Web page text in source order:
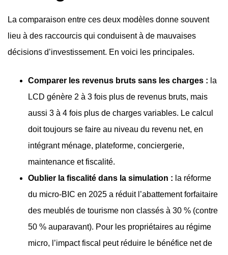
La comparaison entre ces deux modèles donne souvent
lieu à des raccourcis qui conduisent à de mauvaises
décisions d’investissement. En voici les principales.
Comparer les revenus bruts sans les charges : la
LCD génère 2 à 3 fois plus de revenus bruts, mais
aussi 3 à 4 fois plus de charges variables. Le calcul
doit toujours se faire au niveau du revenu net, en
intégrant ménage, plateforme, conciergerie,
maintenance et fiscalité.
Oublier la fiscalité dans la simulation : la réforme
du micro-BIC en 2025 a réduit l’abattement forfaitaire
des meublés de tourisme non classés à 30 % (contre
50 % auparavant). Pour les propriétaires au régime
micro, l’impact fiscal peut réduire le bénéfice net de